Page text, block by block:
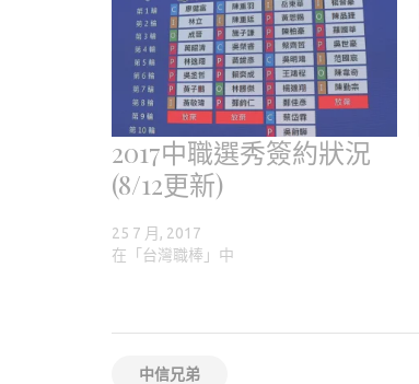
2017中職選秀簽約狀況
(8/12更新)
25 7 月, 2017
在「台灣職棒」中
中信兄弟